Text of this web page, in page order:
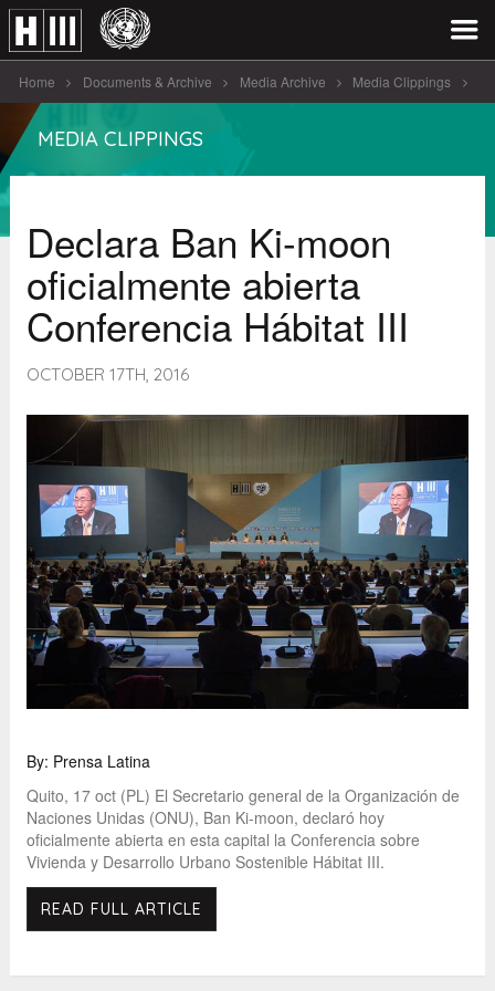
Home Documents & Archive Media Archive Media Clippings
Declara Ban Ki-moon oficialmente abierta Conferencia [...]
MEDIA CLIPPINGS
Declara Ban Ki-moon
oficialmente abierta
Conferencia Hábitat III
OCTOBER 17TH, 2016
By: Prensa Latina
Quito, 17 oct (PL) El Secretario general de la Organización de
Naciones Unidas (ONU), Ban Ki-moon, declaró hoy
oficialmente abierta en esta capital la Conferencia sobre
Vivienda y Desarrollo Urbano Sostenible Hábitat III.
READ FULL ARTICLE